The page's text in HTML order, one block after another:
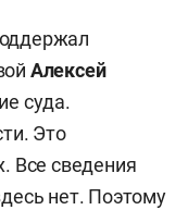
Алексей
суда.
Это
Все сведения
нет. Поэтому